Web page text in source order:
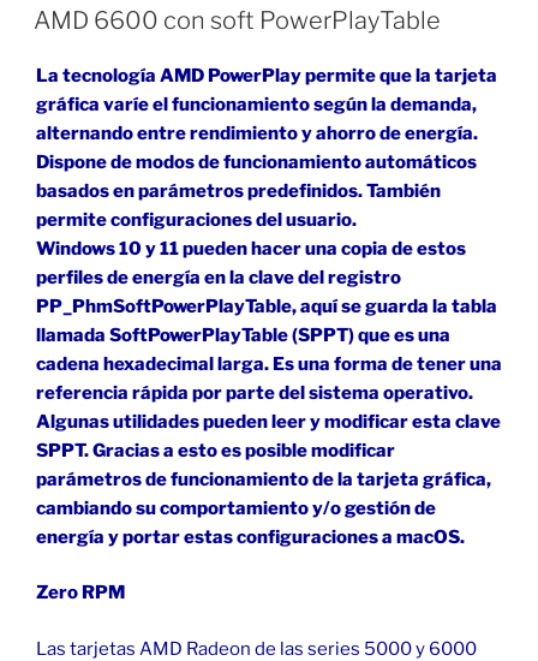
EL
AMD 6600 con soft PowerPlayTable
La tecnología AMD PowerPlay permite que la tarjeta
gráfica varíe el funcionamiento según la demanda,
alternando entre rendimiento y ahorro de energía.
Dispone de modos de funcionamiento automáticos
basados en parámetros predefinidos. También
permite configuraciones del usuario.
Windows 10 y 11 pueden hacer una copia de estos
perfiles de energía en la clave del registro
PP_PhmSoftPowerPlayTable, aquí se guarda la tabla
llamada SoftPowerPlayTable (SPPT) que es una
cadena hexadecimal larga. Es una forma de tener una
referencia rápida por parte del sistema operativo.
Algunas utilidades pueden leer y modificar esta clave
SPPT. Gracias a esto es posible modificar
parámetros de funcionamiento de la tarjeta gráfica,
cambiando su comportamiento y/o gestión de
energía y portar estas configuraciones a macOS.
Zero RPM
Las tarjetas AMD Radeon de las series 5000 y 6000